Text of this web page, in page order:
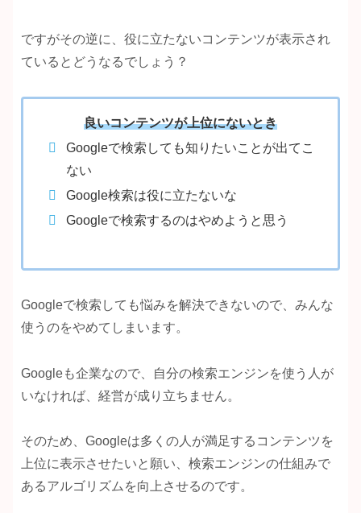
ですがその逆に、役に立たないコンテンツが表示され
ているとどうなるでしょう？
良いコンテンツが上位にないとき
Googleで検索しても知りたいことが出てこ
ない
Google検索は役に立たないな
Googleで検索するのはやめようと思う
Googleで検索しても悩みを解決できないので、みんな
使うのをやめてしまいます。
Googleも企業なので、自分の検索エンジンを使う人が
いなければ、経営が成り立ちません。
そのため、Googleは多くの人が満足するコンテンツを
上位に表示させたいと願い、検索エンジンの仕組みで
あるアルゴリズムを向上させるのです。